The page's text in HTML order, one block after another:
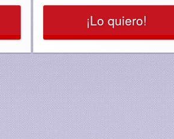
¡Lo quiero!